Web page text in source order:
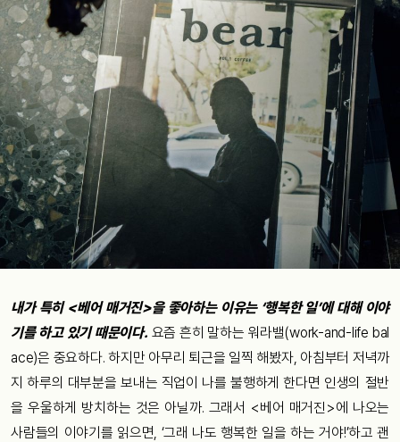
내가 특히<베어 매거진>을 좋아하는 이유는‘행복한 일’에 대해 이야
기를 하고 있기 때문이다. 요즘 흔히 말하는 워라밸(work-and-life bal
ace)은 중요하다. 하지만 아무리 퇴근을 일찍 해봤자, 아침부터 저녁까
지 하루의 대부분을 보내는 직업이 나를 불행하게 한다면 인생의 절반
을 우울하게 방치하는 것은 아닐까. 그래서 <베어 매거진 >에 나오는
사람들의 이야기를 읽으면 , ‘그래 나도 행복한 일을 하는 거야!’하고 괜